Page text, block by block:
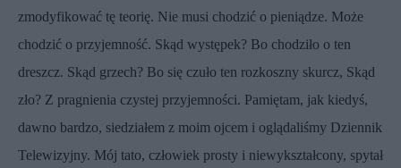
zmodyfikować tę teorię. Nie musi chodzić o pieniądze. Może
chodzić o przyjemność. Skąd występek? Bo chodziło o ten
dreszcz. Skąd grzech? Bo się czuło ten rozkoszny skurcz, Skąd
zło? Z pragnienia czystej przyjemności. Pamiętam, jak kiedyś,
dawno bardzo, siedziałem z moim ojcem i oglądaliśmy Dziennik
Telewizyjny. Mój tato, człowiek prosty i niewykształcony, spytał